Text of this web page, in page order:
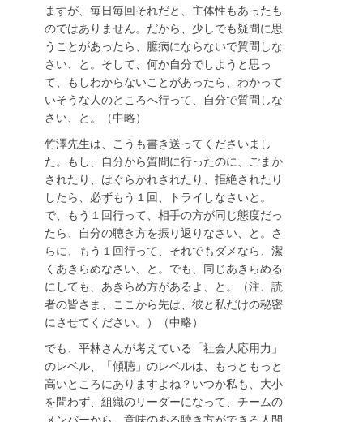
ますが、毎日毎回それだと、主体性もあったも
のではありません。だから、少しでも疑問に思
うことがあったら、臆病にならないで質問しな
さい、と。そして、何か自分でしようと思っ
て、もしわからないことがあったら、わかって
いそうな人のところへ行って、自分で質問しな
さい、と。（中略）
竹澤先生は、こうも書き送ってくださいまし
た。もし、自分から質問に行ったのに、ごまか
されたり、はぐらかれされたり、拒絶されたり
したら、必ずもう１回、トライしなさいと。
で、もう１回行って、相手の方が同じ態度だっ
たら、自分の聴き方を振り返りなさい、と。さ
らに、もう１回行って、それでもダメなら、潔
くあきらめなさい、と。でも、同じあきらめる
にしても、あきらめ方があるよ、と。（注、読
者の皆さま、ここから先は、彼と私だけの秘密
にさせてください。）（中略）
でも、平林さんが考えている「社会人応用力」
のレベル、「傾聴」のレベルは、もっともっと
高いところにありますよね？いつか私も、大小
を問わず、組織のリーダーになって、チームの